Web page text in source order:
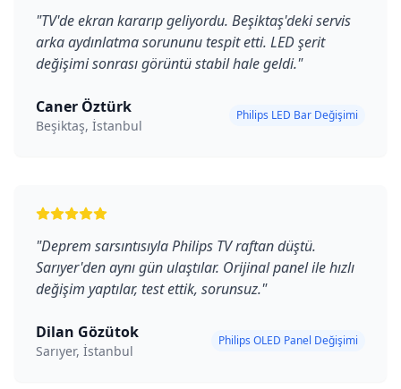
"TV'de ekran kararıp geliyordu. Beşiktaş'deki servis
arka aydınlatma sorununu tespit etti. LED şerit
değişimi sonrası görüntü stabil hale geldi."
Caner Öztürk
Beşiktaş, İstanbul
Philips LED Bar Değişimi
"Deprem sarsıntısıyla Philips TV raftan düştü.
Sarıyer'den aynı gün ulaştılar. Orijinal panel ile hızlı
değişim yaptılar, test ettik, sorunsuz."
Dilan Gözütok
Sarıyer, İstanbul
Philips OLED Panel Değişimi